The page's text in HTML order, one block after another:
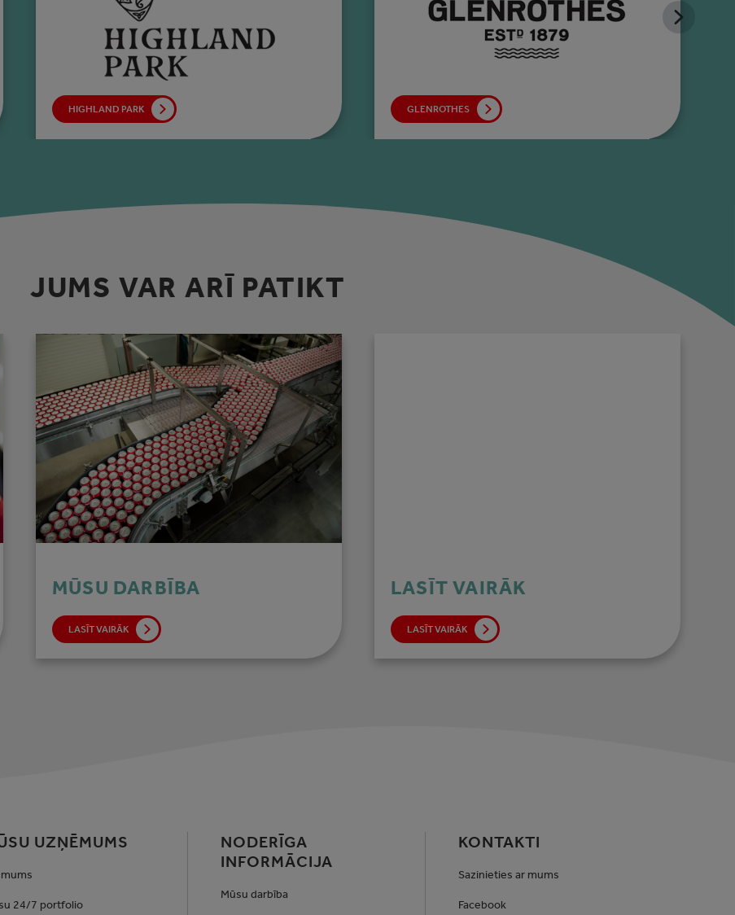
HIGHLAND PARK GLENROTHES
JUMS VAR ARĪ PATIKT
MŪSU DARBĪBA
LASĪT VAIRĀK
LASĪT VAIRĀK
LASĪT VAIRĀK
UZŅĒMUMS
mums
24/7 portfolio
NODERĪGA
INFORMĀCIJA
Mūsu darbība
KONTAKTI
Sazinieties ar mums
Facebook